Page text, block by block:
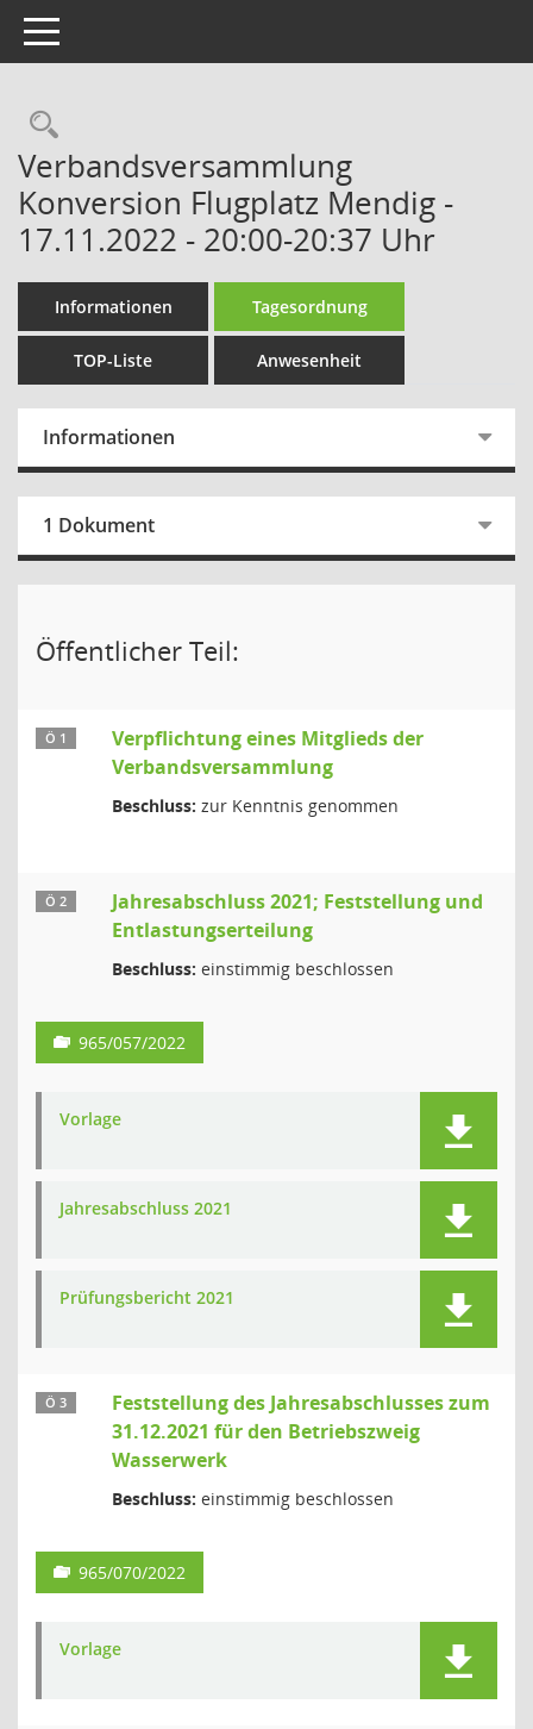
Toggle navigation
Rechercheauswahl
Verbandsversammlung
Konversion Flugplatz Mendig -
17.11.2022 - 20:00-20:37 Uhr
Informationen Tagesordnung
TOP-Liste Anwesenheit
Informationen
1 Dokument
Öffentlicher Teil:
Ö 1
Verpflichtung eines Mitglieds der
Verbandsversammlung
Beschluss: zur Kenntnis genommen
Ö 2
Jahresabschluss 2021; Feststellung und
Entlastungserteilung
Beschluss: einstimmig beschlossen
965/057/2022
Vorlage
Jahresabschluss 2021
Prüfungsbericht 2021
Ö 3
Feststellung des Jahresabschlusses zum
31.12.2021 für den Betriebszweig
Wasserwerk
Beschluss: einstimmig beschlossen
965/070/2022
Vorlage